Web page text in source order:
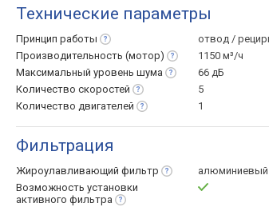
Технические параметры
Принцип работы
отвод /
Производительность (мотор)
1150 м³/ч
Максимальный уровень шума
66 дБ
Количество скоростей
5
Количество двигателей 1
Фильтрация
Жироулавливающий фильтр
алюминиевый
Возможность установки
активного фильтра